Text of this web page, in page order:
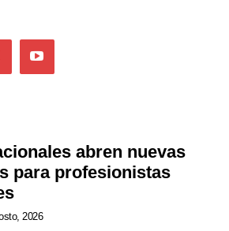
abren nuevas
para profesionistas
2026